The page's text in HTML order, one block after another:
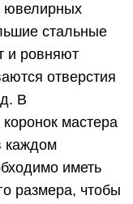
ювелирных
стальные
и ровняют
отверстия
В
мастера
каждом
иметь
размера, чтобы